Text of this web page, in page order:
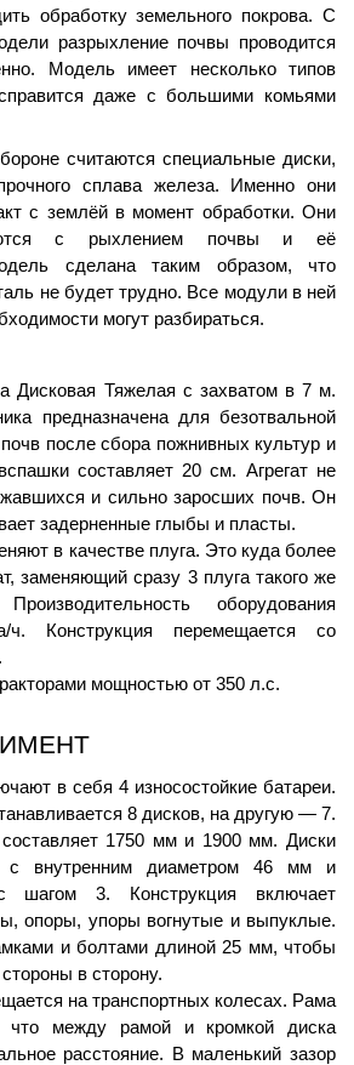
обработку земельного покрова. С
разрыхление почвы проводится
Модель имеет несколько типов
даже с большими комьями
считаются специальные диски,
сплава железа. Именно они
с землёй в момент обработки. Они
с рыхлением почвы и её
сделана таким образом, что
не будет трудно. Все модули в ней
могут разбираться.
Дисковая Тяжелая с захватом в 7 м.
предназначена для безотвальной
после сбора пожнивных культур и
составляет 20 см. Агрегат не
и сильно заросших почв. Он
задерненные глыбы и пласты.
в качестве плуга. Это куда более
заменяющий сразу 3 плуга такого же
оборудования
ч. Конструкция перемещается со
мощностью от 350 л.с.
в себя 4 износостойкие батареи.
8 дисков, на другую — 7.
1750 мм и 1900 мм. Диски
с внутренним диаметром 46 мм и
3. Конструкция включает
опоры, упоры вогнутые и выпуклые.
и болтами длиной 25 мм, чтобы
в сторону.
на транспортных колесах. Рама
что между рамой и кромкой диска
расстояние. В маленький зазор